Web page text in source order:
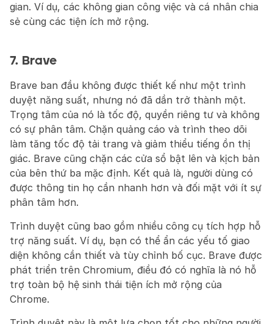
gian. Ví dụ, các không gian công việc và cá nhân chia
sẻ cùng các tiện ích mở rộng.
7. Brave
Brave ban đầu không được thiết kế như một trình
duyệt năng suất, nhưng nó đã dần trở thành một.
Trọng tâm của nó là tốc độ, quyền riêng tư và không
có sự phân tâm. Chặn quảng cáo và trình theo dõi
làm tăng tốc độ tải trang và giảm thiểu tiếng ồn thị
giác. Brave cũng chặn các cửa sổ bật lên và kịch bản
của bên thứ ba mặc định. Kết quả là, người dùng có
được thông tin họ cần nhanh hơn và đối mặt với ít sự
phân tâm hơn.
Trình duyệt cũng bao gồm nhiều công cụ tích hợp hỗ
trợ năng suất. Ví dụ, bạn có thể ẩn các yếu tố giao
diện không cần thiết và tùy chỉnh bố cục. Brave được
phát triển trên Chromium, điều đó có nghĩa là nó hỗ
trợ toàn bộ hệ sinh thái tiện ích mở rộng của
Chrome.